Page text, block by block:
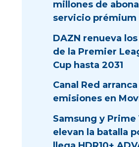
millones de
servicio prémium
DAZN renueva
de la Premier
Cup hasta 2031
Canal Red
emisiones en
Samsung y Prime
elevan la batalla